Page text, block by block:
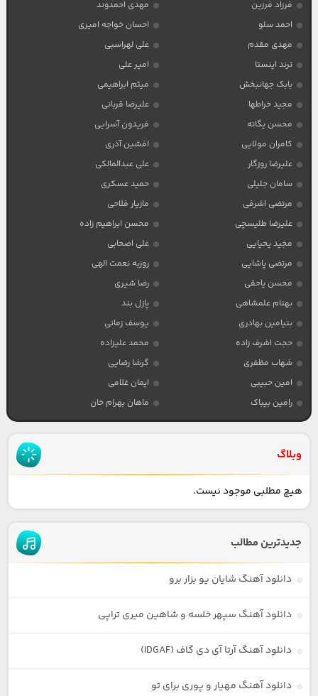
فرزاد فرزین
مهدی احمدوند
احمد سلو
احسان خواجه امیری
مهدی مقدم
علی لهراسبی
ترند اینستا
امیر علی
بابک جهانبخش
میثم ابراهیمی
مجید خراطها
علیرضا قربانی
محسن یگانه
فریدون آسرایی
کامران مولایی
افشین آذری
علیرضا روزگار
علی عبدالمالکی
سامان جلیلی
حمید عسکری
مرتضی اشرفی
مازیار فلاحی
علیرضا طلیسچی
محسن ابراهیم زاده
مجید یحیایی
علی اصحابی
مرتضی پاشایی
روزبه نعمت الهی
محسن یاحقی
رضا شیری
بهنام علمشاهی
پازل بند
بنیامین بهادری
یوسف زمانی
حجت اشرف زاده
محمد علیزاده
شهاب مظفری
گرشا رضایی
امین حبیبی
ایمان غلامی
رامین بیباک
ماهان بهرام خان
وبلاگ
هیچ مطلبی موجود نیست.
جدیدترین مطالب
دانلود آهنگ شایان یو بزار برو
دانلود آهنگ سپهر خلسه و شاهین میری تراپی
دانلود آهنگ آرتا آی دی گاف (IDGAF)
دانلود آهنگ مهیار و پوری برای تو